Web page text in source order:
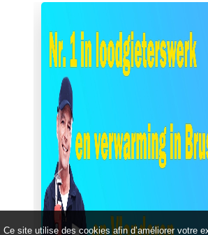
Précédent
Ce site utilise des cookies afin d’améliorer votre